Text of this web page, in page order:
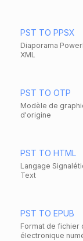
PST TO PPSX
Diaporama
XML
PST TO OTP
Modèle de
d'origine
PST TO HTML
Langage
Text
PST TO EPUB
Format de fichier
électronique